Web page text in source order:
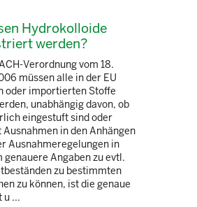
Hydrokolloide
werden?
Verordnung vom 18.
müssen alle in der EU
oder importierten Stoffe
unabhängig davon, ob
eingestuft sind oder
Ausnahmen in den Anhängen
Ausnahmeregelungen in
genauere Angaben zu evtl.
zu bestimmten
zu können, ist die genaue
u ...